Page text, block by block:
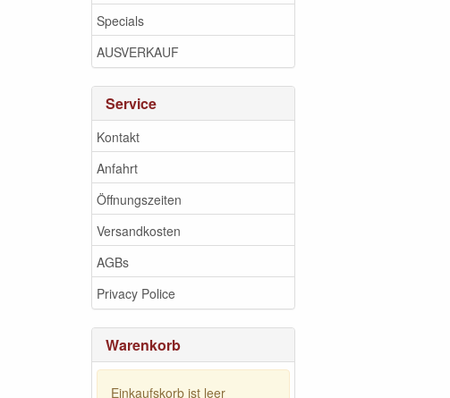
Specials
AUSVERKAUF
Service
Kontakt
Anfahrt
Öffnungszeiten
Versandkosten
AGBs
Privacy Police
Warenkorb
Einkaufskorb ist leer